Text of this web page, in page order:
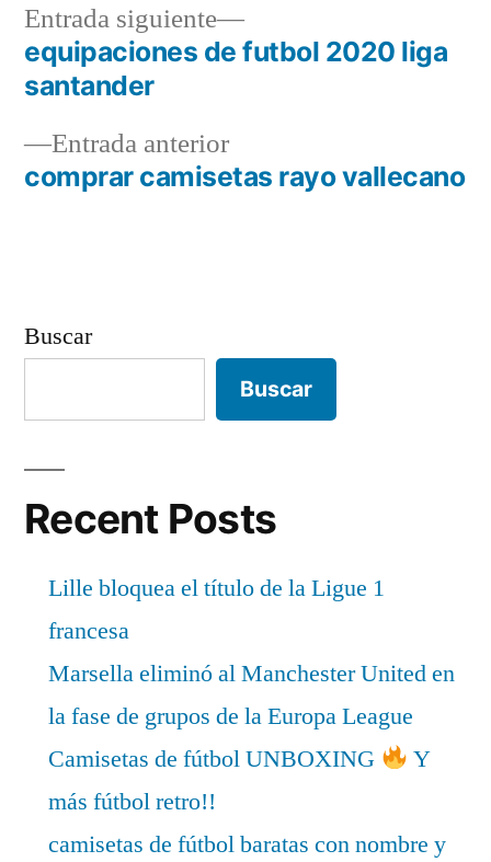
Navegación
entradas
Entrada anteriorEntrada
anterior:
comprar camisetas rayo vallecano
Entrada siguiente
Entrada
siguiente:
equipaciones de futbol 2020 liga
santander
Buscar
Buscar
Recent Posts
Lille bloquea el título de la Ligue 1
francesa
Marsella eliminó al Manchester United en
la fase de grupos de la Europa League
Camisetas de fútbol UNBOXING
Y
más fútbol retro!!
camisetas de fútbol baratas con nombre y